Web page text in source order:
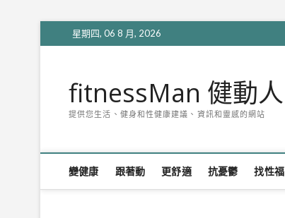
to
星期四, 06 8 月, 2026
fitnessMan 健動人
提供您生活、健身和性健康建議、資訊和靈感的網站
變健康 跟著動 更舒適 抗憂鬱 找性福